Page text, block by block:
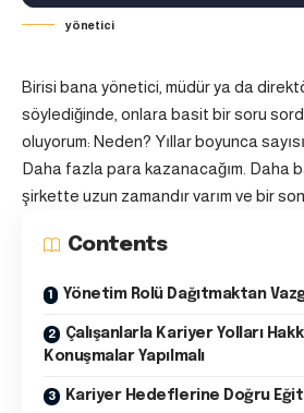
yönetici
Birisi bana yönetici, müdür ya da
söylediğinde, onlara basit bir soru
oluyorum: Neden? Yıllar boyunca
Daha fazla para kazanacağım. Daha
şirkette uzun zamandır varım ve bir
Contents
Yönetim Rolü Dağıtmaktan
Çalışanlarla Kariyer Yolları
Konuşmalar Yapılmalı
Kariyer Hedeflerine Doğru